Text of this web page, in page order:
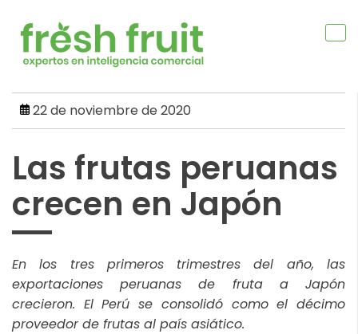
content
22 de noviembre de 2020
Las frutas peruanas
crecen en Japón
En los tres primeros trimestres del año, las
exportaciones peruanas de fruta a Japón
crecieron. El Perú se consolidó como el décimo
proveedor de frutas al país asiático.